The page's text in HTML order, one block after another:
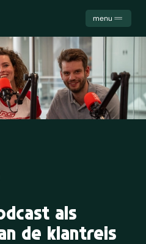
menu
als
de klantreis